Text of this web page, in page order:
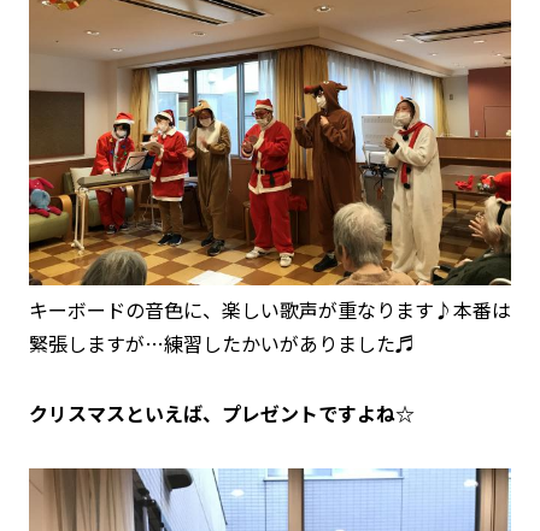
キーボードの音色に、楽しい歌声が重なります♪本番は
緊張しますが…練習したかいがありました♬
クリスマスといえば、プレゼントですよね☆